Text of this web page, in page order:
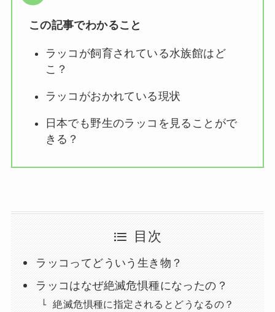
この記事でわかること
ラッコが飼育されている水族館はど
こ？
ラッコがおかれている現状
日本でも野生のラッコを見ることがで
きる？
目次
ラッコってどういう生き物？
ラッコはなぜ絶滅危惧種になったの？
絶滅危惧種に指定されるとどうなるの？